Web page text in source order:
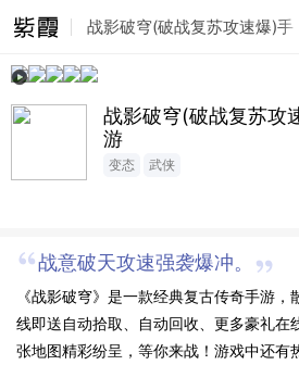
战影破穹(破战复苏攻速爆)手
游
战影破穹(破战复苏攻
游
变态 武侠
战意破天攻速强袭爆冲。
《战影破穹》是一款经典复古传奇手游
线即送自动拾取、自动回收、更多豪礼在
张地图精彩纷呈，等你来战！游戏中还有